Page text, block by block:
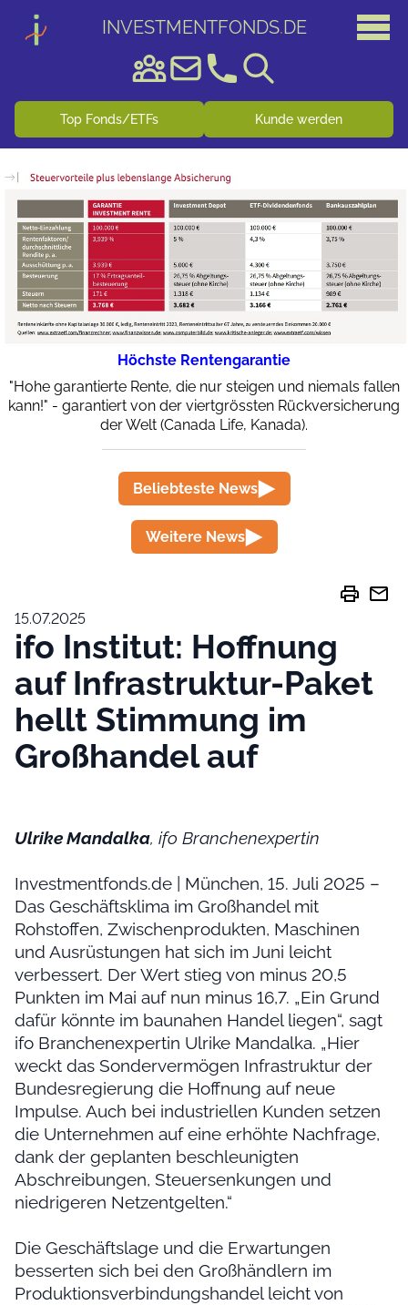
INVESTMENTFONDS.DE
Top Fonds/ETFs Kunde werden
Höchste Rentengarantie
"Hohe garantierte Rente, die nur steigen und niemals fallen
kann!" - garantiert von der viertgrössten Rückversicherung
der Welt (Canada Life, Kanada).
Beliebteste News
Weitere News
print mail
15.07.2025
ifo Institut: Hoffnung
auf Infrastruktur-Paket
hellt Stimmung im
Großhandel auf
Ulrike Mandalka, ifo Branchenexpertin
Investmentfonds.de | München, 15. Juli 2025 –
Das Geschäftsklima im Großhandel mit
Rohstoffen, Zwischenprodukten, Maschinen
und Ausrüstungen hat sich im Juni leicht
verbessert. Der Wert stieg von minus 20,5
Punkten im Mai auf nun minus 16,7. „Ein Grund
dafür könnte im baunahen Handel liegen“, sagt
ifo Branchenexpertin Ulrike Mandalka. „Hier
weckt das Sondervermögen Infrastruktur der
Bundesregierung die Hoffnung auf neue
Impulse. Auch bei industriellen Kunden setzen
die Unternehmen auf eine erhöhte Nachfrage,
dank der geplanten beschleunigten
Abschreibungen, Steuersenkungen und
niedrigeren Netzentgelten.“
Die Geschäftslage und die Erwartungen
besserten sich bei den Großhändlern im
Produktionsverbindungshandel leicht von